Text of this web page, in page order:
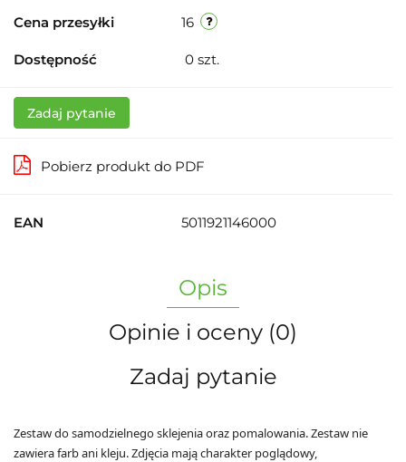
Cena przesyłki 16
Dostępność 0 szt.
Zadaj pytanie
Pobierz produkt do PDF
EAN 5011921146000
Opis
Opinie i oceny (0)
Zadaj pytanie
Zestaw do samodzielnego sklejenia oraz pomalowania. Zestaw nie
zawiera farb ani kleju. Zdjęcia mają charakter poglądowy,